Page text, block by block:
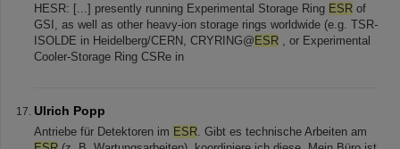
HESR: [...] presently running Experimental Storage Ring ESR of
GSI, as well as other heavy-ion storage rings worldwide (e.g. TSR-
ISOLDE in Heidelberg/CERN, CRYRING@ ESR , or Experimental
Cooler-Storage Ring CSRe in
Ulrich Popp
Antriebe für Detektoren im ESR. Gibt es technische Arbeiten am